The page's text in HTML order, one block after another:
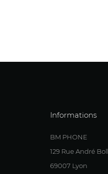
Informations
BM PHONE
129 Rue André
69007 Lyon